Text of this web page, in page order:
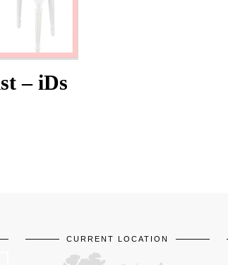
– iDs
CURRENT LOCATION